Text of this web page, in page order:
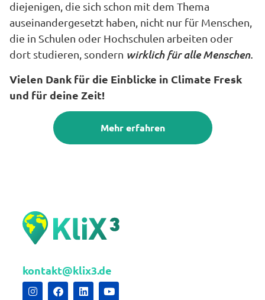
diejenigen, die sich schon mit dem Thema
auseinandergesetzt haben, nicht nur für Menschen,
die in Schulen oder Hochschulen arbeiten oder
dort studieren, sondern wirklich für alle Menschen.
Vielen Dank für die Einblicke in Climate Fresk
und für deine Zeit!
Mehr erfahren
kontakt@klix3.de